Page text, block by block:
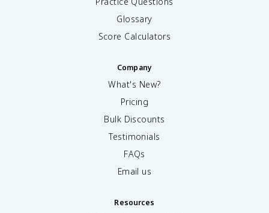
Glossary
Score Calculators
Company
What's New?
Pricing
Bulk Discounts
Testimonials
FAQs
Email us
Resources